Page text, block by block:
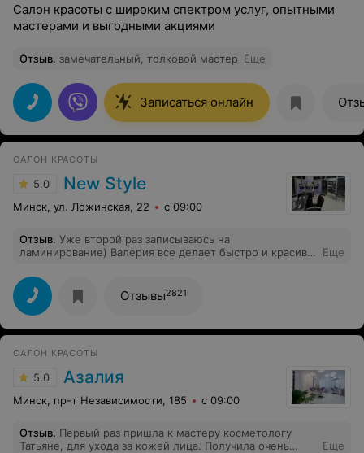
Салон красоты с широким спектром услуг, опытными
мастерами и выгодными акциями
Отзыв. замечательный, толковой мастер Еще
Записаться онлайн
САЛОН КРАСОТЫ
5.0 New Style
Минск, ул. Ложинская, 22 с 09:00
Отзыв. Уже второй раз записываюсь на
ламинирование) Валерия все делает быстро и красиво,
Еще
Отзывы2821
САЛОН КРАСОТЫ
5.0 Азалия
Минск, пр-т Независимости, 185 с 09:00
Отзыв. Первый раз пришла к мастеру косметологу
Татьяне, для ухода за кожей лица. Получила очень
Еще